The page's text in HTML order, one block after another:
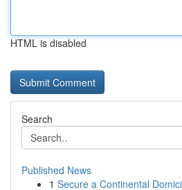
HTML is disabled
Search
Published News
1 Secure a Continental